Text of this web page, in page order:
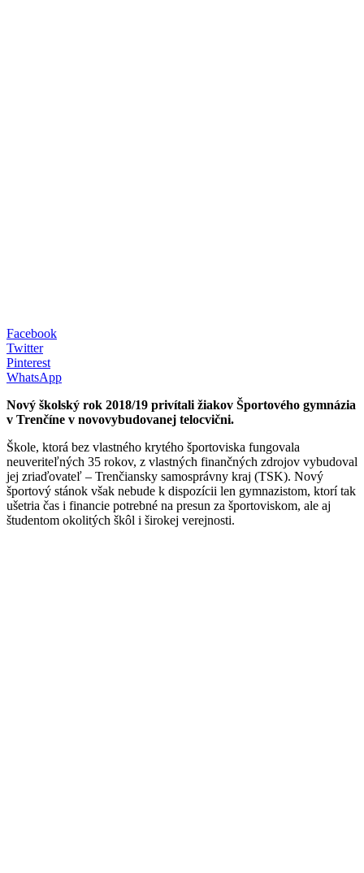
Facebook
Twitter
Pinterest
WhatsApp
Nový školský rok 2018/19 privítali žiakov Športového gymnázia
v Trenčíne v novovybudovanej telocvični.
Škole, ktorá bez vlastného krytého športoviska fungovala
neuveriteľných 35 rokov, z vlastných finančných zdrojov vybudoval
jej zriaďovateľ – Trenčiansky samosprávny kraj (TSK). Nový
športový stánok však nebude k dispozícii len gymnazistom, ktorí tak
ušetria čas i financie potrebné na presun za športoviskom, ale aj
študentom okolitých škôl i širokej verejnosti.